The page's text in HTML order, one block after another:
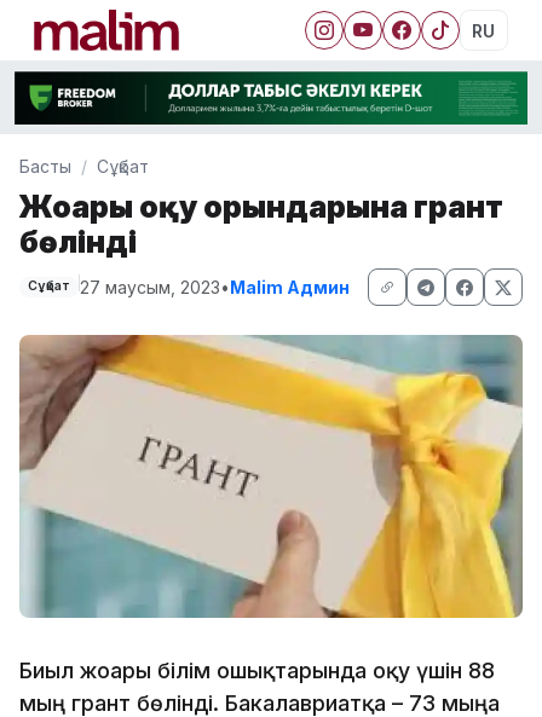
RU
Басты Сұқбат
Жоғары оқу орындарына грант
бөлінді
Сұқбат 27 маусым, 2023•Malim Админ
Биыл жоғары білім ошықтарында оқу үшін 88
мың грант бөлінді. Бакалавриатқа – 73 мыңға